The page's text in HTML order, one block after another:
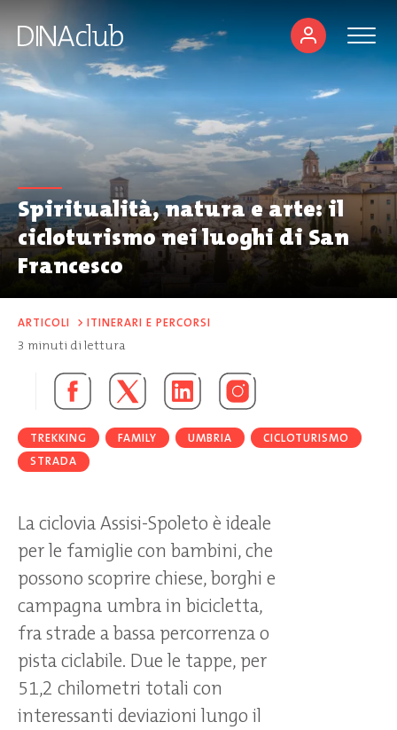
Spiritualità, natura e arte: il
cicloturismo nei luoghi di San
Francesco
ARTICOLI > ITINERARI E PERCORSI
3 minuti di lettura
TREKKING FAMILY UMBRIA
CICLOTURISMO
STRADA
La ciclovia Assisi-Spoleto è ideale
per le famiglie con bambini, che
possono scoprire chiese, borghi e
campagna umbra in bicicletta,
fra strade a bassa percorrenza o
pista ciclabile. Due le tappe, per
51,2 chilometri totali con
interessanti deviazioni lungo il